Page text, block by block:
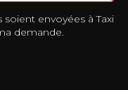
envoyées à Taxi
demande.